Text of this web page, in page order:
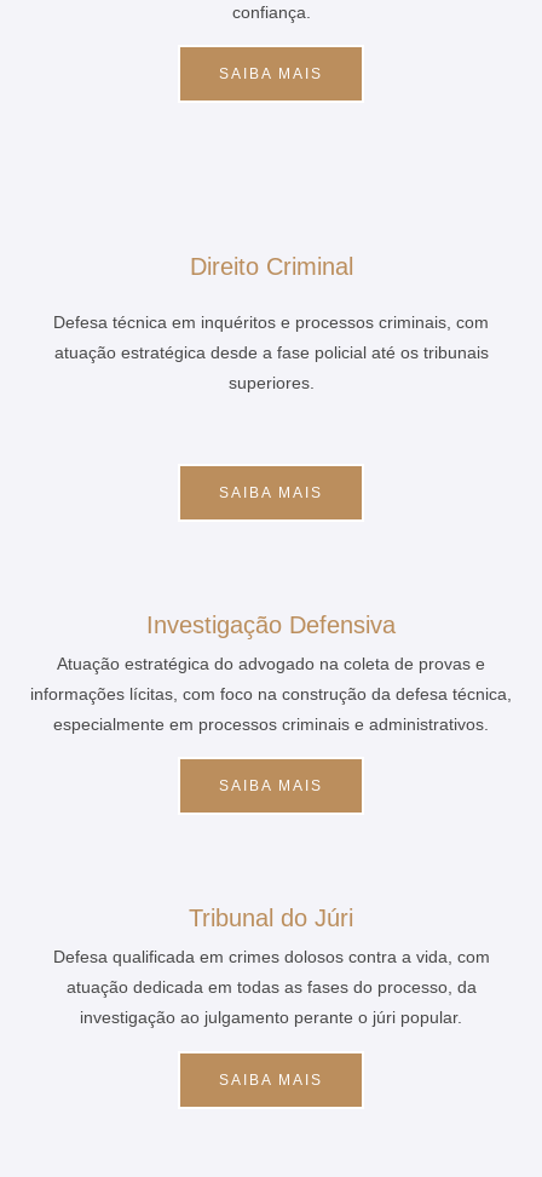
confiança.
SAIBA MAIS
Direito Criminal
Defesa técnica em inquéritos e processos criminais, com
atuação estratégica desde a fase policial até os tribunais
superiores.
SAIBA MAIS
Investigação Defensiva
Atuação estratégica do advogado na coleta de provas e
informações lícitas, com foco na construção da defesa técnica,
especialmente em processos criminais e administrativos.
SAIBA MAIS
Tribunal do Júri
Defesa qualificada em crimes dolosos contra a vida, com
atuação dedicada em todas as fases do processo, da
investigação ao julgamento perante o júri popular.
SAIBA MAIS